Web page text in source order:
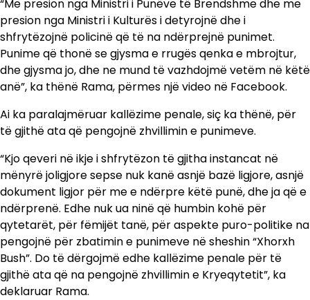
“Me presion nga Ministri i Punëve të Brendshme dhe me
presion nga Ministri i Kulturës i detyrojnë dhe i
shfrytëzojnë policinë që të na ndërprejnë punimet.
Punime që thonë se gjysma e rrugës qenka e mbrojtur,
dhe gjysma jo, dhe ne mund të vazhdojmë vetëm në këtë
anë”, ka thënë Rama, përmes një video në Facebook.
Ai ka paralajmëruar kallëzime penale, siç ka thënë, për
të gjithë ata që pengojnë zhvillimin e punimeve.
“Kjo qeveri në ikje i shfrytëzon të gjitha instancat në
mënyrë joligjore sepse nuk kanë asnjë bazë ligjore, asnjë
dokument ligjor për me e ndërpre këtë punë, dhe ja që e
ndërprenë. Edhe nuk ua ninë që humbin kohë për
qytetarët, për fëmijët tanë, për aspekte puro-politike na
pengojnë për zbatimin e punimeve në sheshin “Xhorxh
Bush”. Do të dërgojmë edhe kallëzime penale për të
gjithë ata që na pengojnë zhvillimin e Kryeqytetit”, ka
deklaruar Rama.